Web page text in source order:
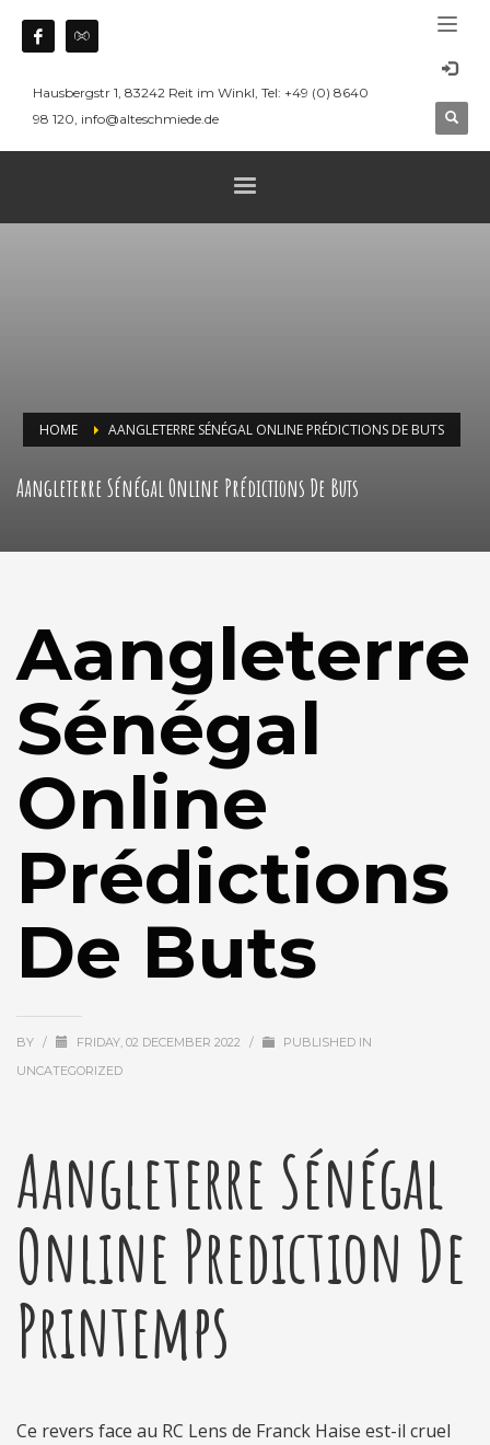
Hausbergstr 1, 83242 Reit im Winkl, Tel: +49 (0) 8640
98 120, info@alteschmiede.de
HOME AANGLETERRE SÉNÉGAL ONLINE PRÉDICTIONS DE BUTS
Aangleterre Sénégal Online Prédictions De Buts
Aangleterre
Sénégal
Online
Prédictions
De Buts
BY / FRIDAY, 02 DECEMBER 2022 /
PUBLISHED IN
UNCATEGORIZED
Aangleterre Sénégal
Online Prediction De
Printemps
Ce revers face au RC Lens de Franck Haise est-il cruel